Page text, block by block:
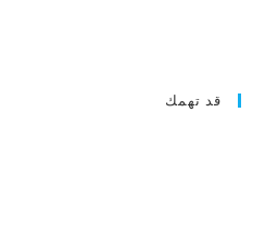
قد تهمك